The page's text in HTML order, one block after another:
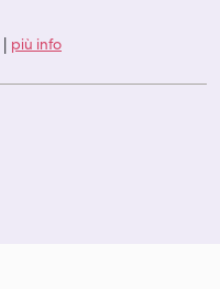
| più info